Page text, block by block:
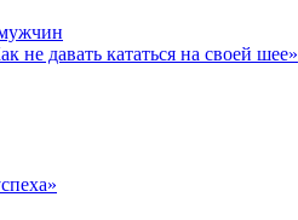
не давать кататься на своей шее»